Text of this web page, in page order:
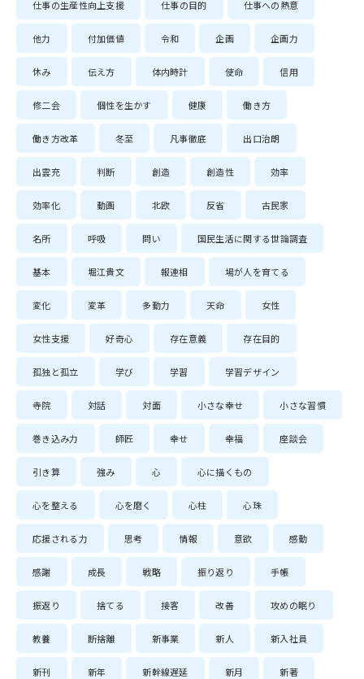
仕事の生産性向上支援 仕事の目的 仕事への熱意
他力 付加価値 令和 企画 企画力
休み 伝え方 体内時計 使命 信用
修二会 個性を生かす 健康 働き方
働き方改革 冬至 凡事徹底 出口治朗
出雲充 判断 創造 創造性 効率
効率化 動画 北欧 反省 古民家
名所 呼吸 問い 国民生活に関する世論調査
基本 堀江貴文 報連相 場が人を育てる
変化 変革 多動力 天命 女性
女性支援 好奇心 存在意義 存在目的
孤独と孤立 学び 学習 学習デザイン
寺院 対話 対面 小さな幸せ 小さな習慣
巻き込み力 師匠 幸せ 幸福 座談会
引き算 強み 心 心に描くもの
心を整える 心を磨く 心柱 心珠
応援される力 思考 情報 意欲 感動
感謝 成長 戦略 振り返り 手帳
振返り 捨てる 接客 改善 攻めの眠り
教養 断捨離 新事業 新人 新入社員
新刊 新年 新幹線遅延 新月 新著